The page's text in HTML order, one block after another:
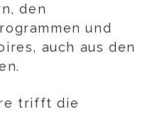
den
und
auch aus den
trifft die